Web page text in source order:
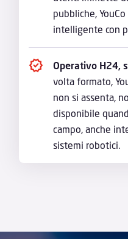
pubbliche,
intelligente con
Operativo H24,
volta formato,
non si assenta,
disponibile
campo, anche
sistemi robotici.